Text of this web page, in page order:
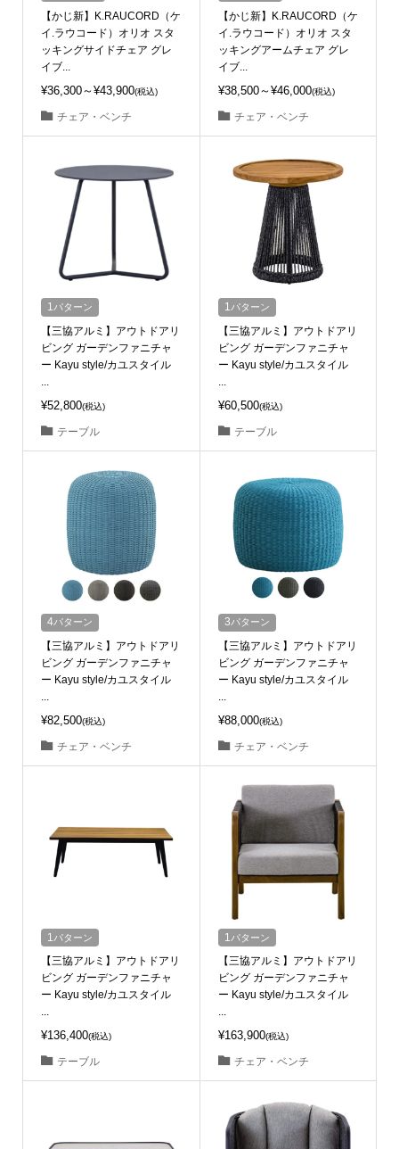
【かじ新】K.RAUCORD（ケ
イ.ラウコード）オリオ スタ
ッキングサイドチェア グレ
イブ...
¥36,300～¥43,900(税込)
チェア・ベンチ
【かじ新】K.RAUCORD（ケ
イ.ラウコード）オリオ スタ
ッキングアームチェア グレ
イブ...
¥38,500～¥46,000(税込)
チェア・ベンチ
1 パターン
【三協アルミ】アウトドアリ
ビング ガーデンファニチャ
ー Kayu style/カユスタイル
...
¥52,800(税込)
テーブル
1 パターン
【三協アルミ】アウトドアリ
ビング ガーデンファニチャ
ー Kayu style/カユスタイル
...
¥60,500(税込)
テーブル
4パターン
【三協アルミ】アウトドアリ
ビング ガーデンファニチャ
ー Kayu style/カユスタイル
...
¥82,500(税込)
チェア・ベンチ
3パターン
【三協アルミ】アウトドアリ
ビング ガーデンファニチャ
ー Kayu style/カユスタイル
...
¥88,000(税込)
チェア・ベンチ
1 パターン
【三協アルミ】アウトドアリ
ビング ガーデンファニチャ
ー Kayu style/カユスタイル
...
¥136,400(税込)
テーブル
1 パターン
【三協アルミ】アウトドアリ
ビング ガーデンファニチャ
ー Kayu style/カユスタイル
...
¥163,900(税込)
チェア・ベンチ